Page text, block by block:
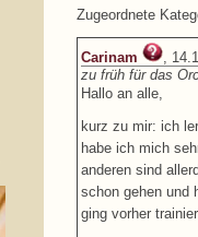
Zugeordnete
Carinam
,
zu früh für das
Hallo an alle,
kurz zu mir: ich
habe ich mich
anderen sind
schon gehen und
ging vorher